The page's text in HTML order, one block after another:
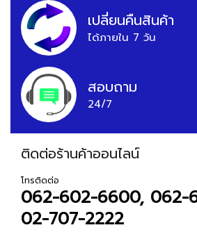
เปลี่ยนคืนสินค้า
ได้ภายใน 7 วัน
สอบถาม
24/7
ติดต่อร้านค้าออนไลน์
โทรติดต่อ
062-602-6600, 062-
02-707-2222